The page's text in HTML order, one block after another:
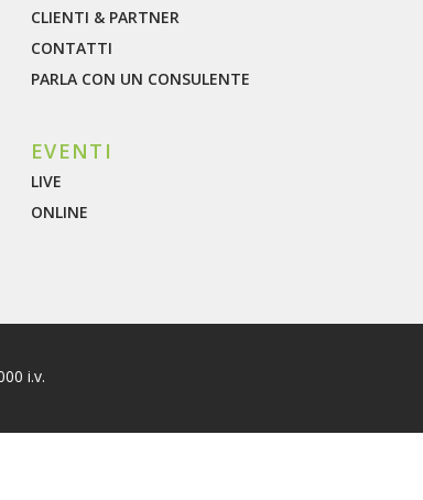
CLIENTI & PARTNER
CONTATTI
PARLA CON UN CONSULENTE
EVENTI
LIVE
ONLINE
i.v.